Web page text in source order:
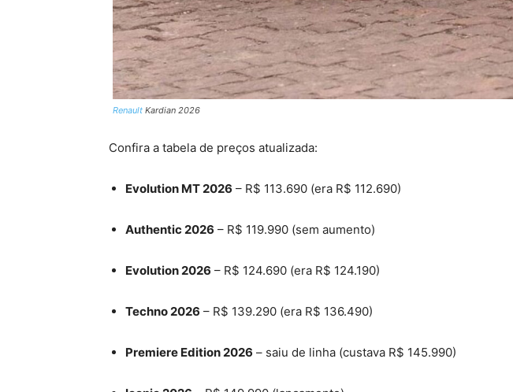
Renault Kardian 2026
Confira a tabela de preços atualizada:
Evolution MT 2026 – R$ 113.690 (era R$ 112.690)
Authentic 2026 – R$ 119.990 (sem aumento)
Evolution 2026 – R$ 124.690 (era R$ 124.190)
Techno 2026 – R$ 139.290 (era R$ 136.490)
Premiere Edition 2026 – saiu de linha (custava R$ 145.990)